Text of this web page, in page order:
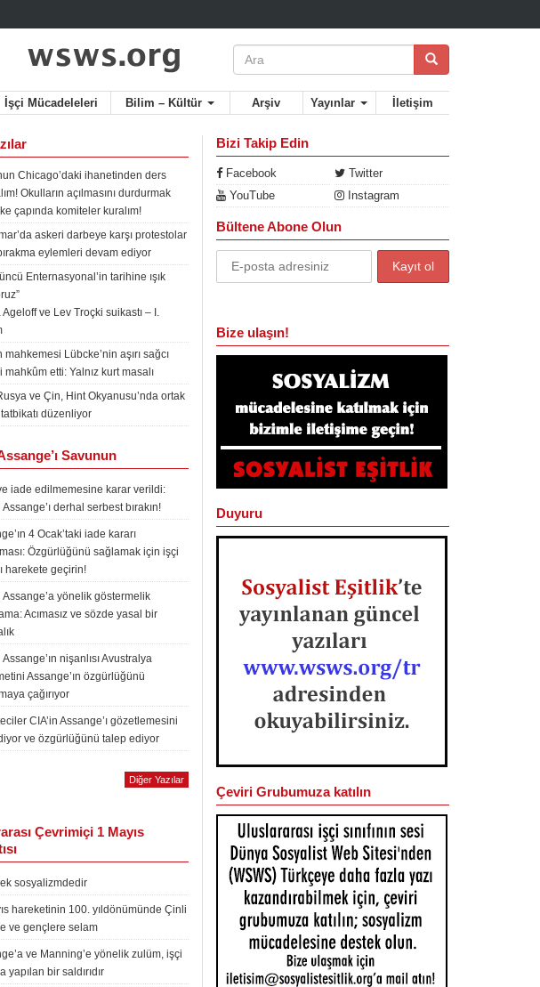
İşçi Mücadeleleri Bilim – Kültür Arşiv Yayınlar İletişim
Chicago’daki ihanetinden ders
Okulların açılmasını durdurmak
çapında komiteler kuralım!
askeri darbeye karşı protestolar
eylemleri devam ediyor
Enternasyonal’in tarihine ışık
Ageloff ve Lev Troçki suikastı – I.
mahkemesi Lübcke’nin aşırı sağcı
mahkûm etti: Yalnız kurt masalı
ve Çin, Hint Okyanusu’nda ortak
düzenliyor
Savunun
iade edilmemesine karar verildi:
derhal serbest bırakın!
4 Ocak’taki iade kararı
Özgürlüğünü sağlamak için işçi
harekete geçirin!
Assange’a yönelik göstermelik
Acımasız ve sözde yasal bir
nişanlısı Avustralya
Assange’ın özgürlüğünü
çağırıyor
CIA’in Assange’ı gözetlemesini
ve özgürlüğünü talep ediyor
Diğer Yazılar
Çevrimiçi 1 Mayıs
sosyalizmdedir
hareketinin 100. yıldönümünde Çinli
ve gençlere selam
ve Manning’e yönelik zulüm, işçi
yapılan bir saldırıdır
Bizi Takip Edin
Facebook
Twitter
YouTube
Instagram
Bültene Abone Olun
Bize ulaşın!
Duyuru
Çeviri Grubumuza katılın